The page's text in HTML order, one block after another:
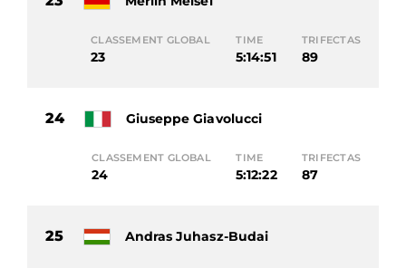
CLASSEMENT GLOBAL
23
TIME
5:14:51
TRIFECTAS
89
24 Giuseppe Giavolucci
CLASSEMENT GLOBAL
24
TIME
5:12:22
TRIFECTAS
87
25 Andras Juhasz-Budai